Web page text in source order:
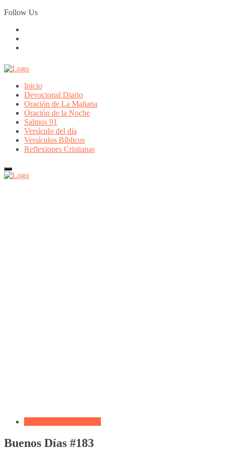
Skip
to
Follow Us
Inicio
Devocional Diario
Oración de La Mañana
Oración de la Noche
Salmos 91
Versículo del día
Versículos Bíblicos
Reflexiones Cristianas
Buenos Días #183